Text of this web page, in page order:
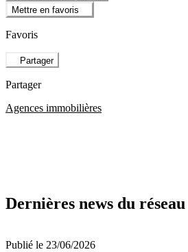
Mettre en favoris
Favoris
Partager
Partager
Agences immobilières
Dernières news du réseau
Publié le 23/06/2026